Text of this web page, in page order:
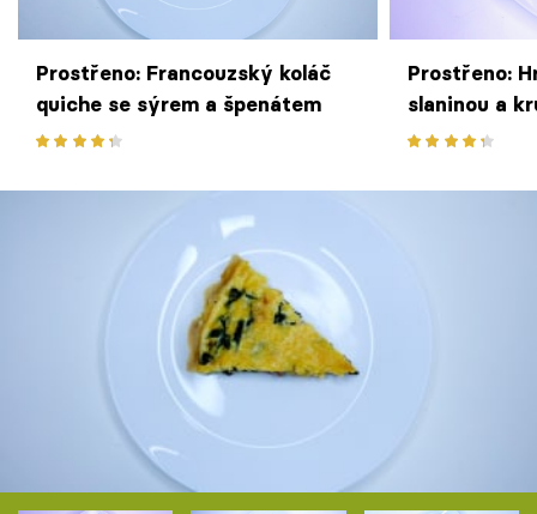
Prostřeno: Francouzský koláč
quiche se sýrem a špenátem
Prostřeno:
slaninou a